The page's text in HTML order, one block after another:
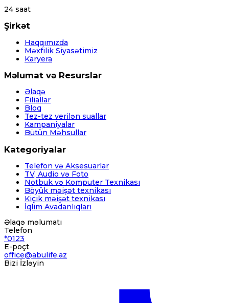
24 saat
Şirkət
Haqqımızda
Məxfilik Siyasətimiz
Karyera
Məlumat və Resurslar
Əlaqə
Filiallar
Bloq
Tez-tez verilən suallar
Kampaniyalar
Bütün Məhsullar
Kategoriyalar
Telefon və Aksesuarlar
TV, Audio və Foto
Notbuk və Komputer Texnikası
Böyük məişət texnikası
Kiçik məişət texnikası
İqlim Avadanlıqları
Əlaqə məlumatı
Telefon
*0123
E-poçt
office@abulife.az
Bizi İzləyin